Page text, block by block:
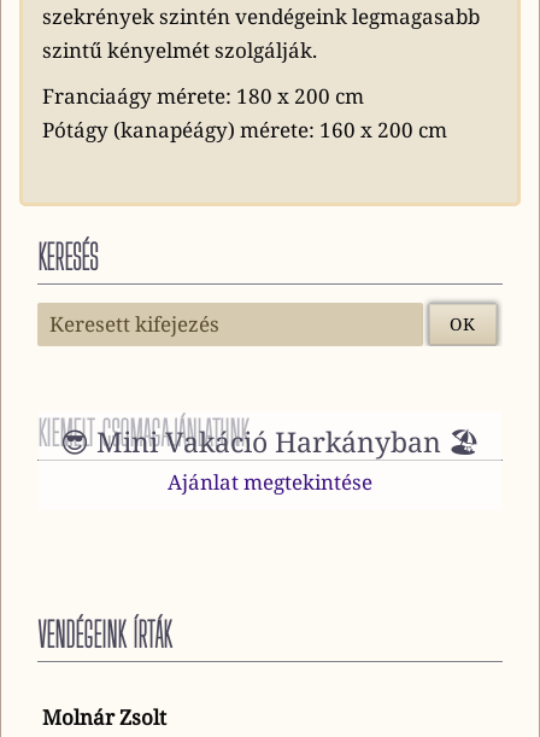
szekrények szintén vendégeink legmagasabb
szintű kényelmét szolgálják.
Franciaágy mérete: 180 x 200 cm
Pótágy (kanapéágy) mérete: 160 x 200 cm
KERESÉS
KIEMELT CSOMAGAJÁNLATUNK
😎 Mini Vakáció Harkányban 🏖️
Ajánlat megtekintése
VENDÉGEINK ÍRTÁK
Molnár Zsolt